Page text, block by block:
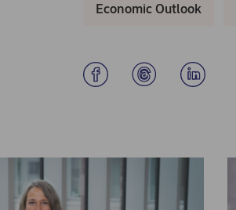
Economic Outlook